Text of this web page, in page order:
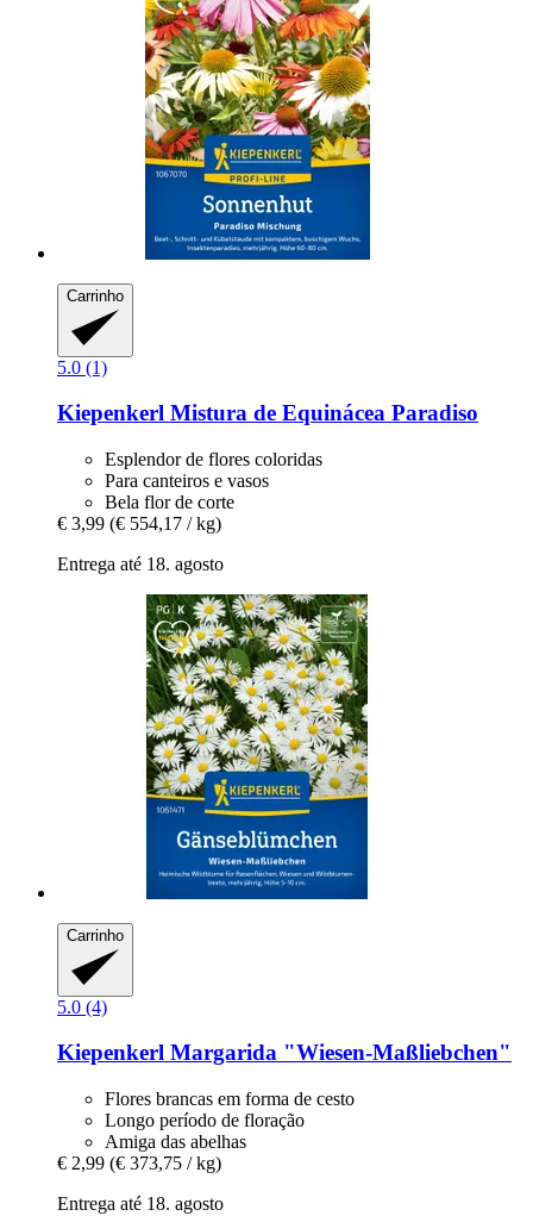
Carrinho
5.0 (1)
Kiepenkerl Mistura de Equinácea Paradiso
Esplendor de flores coloridas
Para canteiros e vasos
Bela flor de corte
€ 3,99 (€ 554,17 / kg)
Entrega até 18. agosto
Carrinho
5.0 (4)
Kiepenkerl Margarida "Wiesen-​Maßliebchen"
Flores brancas em forma de cesto
Longo período de floração
Amiga das abelhas
€ 2,99 (€ 373,75 / kg)
Entrega até 18. agosto